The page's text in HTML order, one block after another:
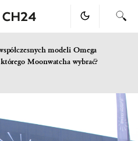
modeli Omega
Moonwatcha wybrać?